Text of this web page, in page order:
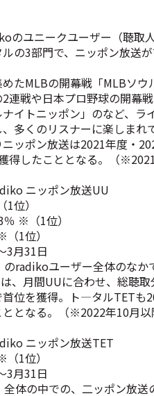
のユニークユーザー（聴取
の3部門で、ニッポン放送
たMLBの開幕戦「MLBソ
連戦や日本プロ野球の開幕
イトニッポン」のなど、
多くのリスナーに楽しま
ッポン放送は2021年度・
得したこととなる。（
ニッポン放送UU
位）
※（1位）
1位）
3月31日
radikoユーザー全体のな
、月間UUに合わせ、総聴
位を獲得。ト―タルTETも
となる。（※2022年10月
ニッポン放送TET
1位）
3月31日
体の中での、二ッポン放送